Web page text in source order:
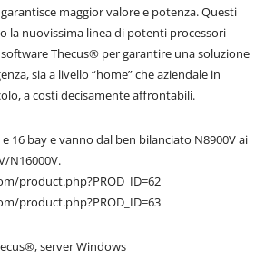
maggior valore e potenza. Questi
la nuovissima linea di potenti processori
Thecus® per garantire una soluzione
sia a livello “home” che aziendale in
a costi decisamente affrontabili.
e 16 bay e vanno dal ben bilanciato N8900V ai
N16000V.
product.php?PROD_ID=62
product.php?PROD_ID=63
server Windows